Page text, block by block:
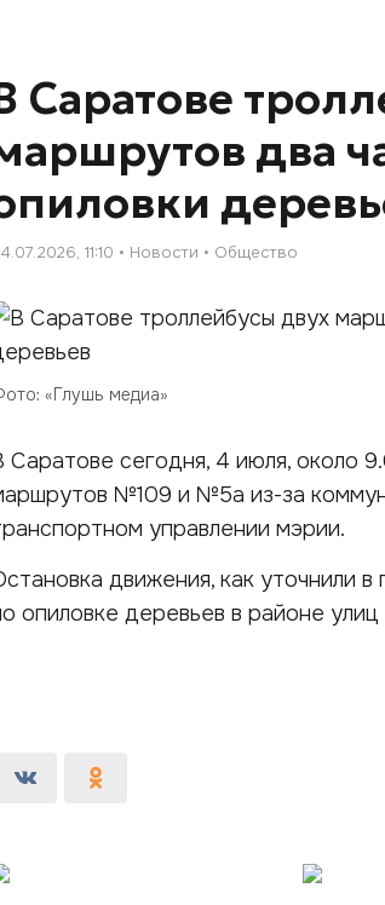
Саратове
два
11:10 Новости Общество
«Глушь медиа»
Саратове сегодня, 4 июля, около
№109 и №5а из-за
управлении мэрии.
движения, как уточнили
опиловке деревьев в районе